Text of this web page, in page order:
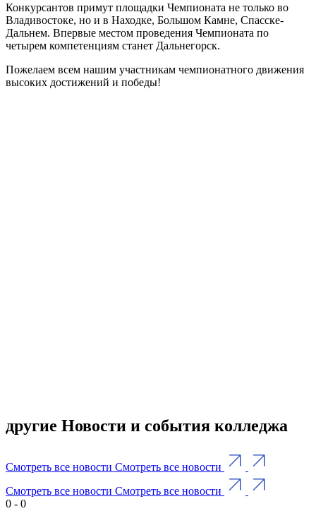
Конкурсантов примут площадки Чемпионата не только во
Владивостоке, но и в Находке, Большом Камне, Спасске-
Дальнем. Впервые местом проведения Чемпионата по
четырем компетенциям станет Дальнегорск.
Пожелаем всем нашим участникам чемпионатного движения
высоких достижений и победы!
другие Новости и события колледжа
Смотреть все новости Смотреть все новости
Смотреть все новости Смотреть все новости
0 - 0